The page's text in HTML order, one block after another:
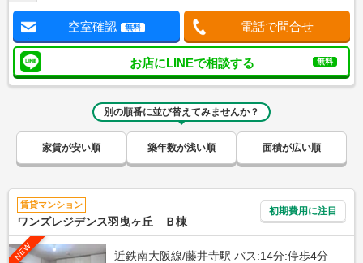
空室確認 無料 電話で問合せ
お店にLINEで相談する 無料
別の順番に並び替えてみませんか？
家賃が安い順 築年数が浅い順 面積が広い順
賃貸マンション
ワンズレジデンス羽曳ヶ丘 Ｂ棟
初期費用に注目
NEW
近鉄南大阪線/藤井寺駅 バス:14分:停歩4分